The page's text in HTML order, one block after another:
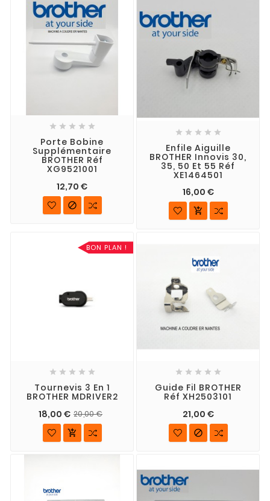
    
Porte Bobine
Supplémentaire
BROTHER Réf
XG9521001
12,70 €

    
Enfile Aiguille
BROTHER Innovis 30,
35, 50 Et 55 Réf
XE1464501
16,00 €

BON PLAN !
    
Tournevis 3 En 1
BROTHER MDRIVER2
18,00 € 20,00 €

    
Guide Fil BROTHER
Réf XH2503101
21,00 €
